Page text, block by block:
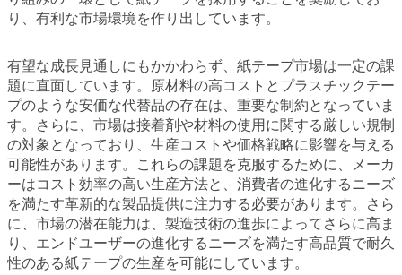
り、有利な市場環境を作り出しています。
有望な成長見通しにもかかわらず、紙テープ市場は一定の課
題に直面しています。原材料の高コストとプラスチックテー
プのような安価な代替品の存在は、重要な制約となっていま
す。さらに、市場は接着剤や材料の使用に関する厳しい規制
の対象となっており、生産コストや価格戦略に影響を与える
可能性があります。これらの課題を克服するために、メーカ
ーはコスト効率の高い生産方法と、消費者の進化するニーズ
を満たす革新的な製品提供に注力する必要があります。さら
に、市場の潜在能力は、製造技術の進歩によってさらに高ま
り、エンドユーザーの進化するニーズを満たす高品質で耐久
性のある紙テープの生産を可能にしています。